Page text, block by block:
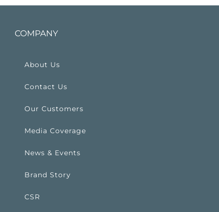
COMPANY
About Us
Contact Us
Our Customers
Media Coverage
News & Events
Brand Story
CSR